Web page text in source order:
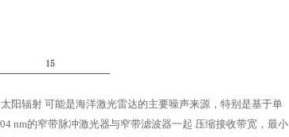
阳辐射 可能是海洋激光雷达的主要噪声来源，特别是基于单
nm的窄带脉冲激光器与窄带滤波器一起 压缩接收带宽，最小